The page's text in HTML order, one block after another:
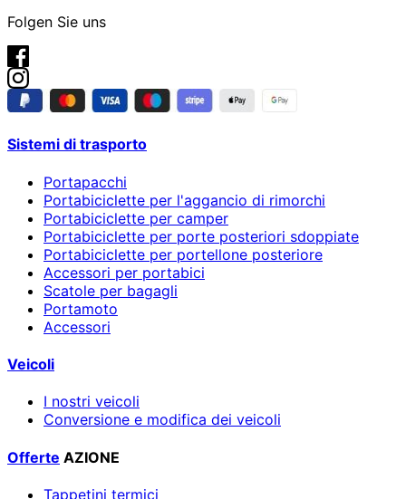
Folgen Sie uns
Sistemi di trasporto
Portapacchi
Portabiciclette per l'aggancio di rimorchi
Portabiciclette per camper
Portabiciclette per porte posteriori sdoppiate
Portabiciclette per portellone posteriore
Accessori per portabici
Scatole per bagagli
Portamoto
Accessori
Veicoli
I nostri veicoli
Conversione e modifica dei veicoli
Offerte AZIONE
Tappetini termici